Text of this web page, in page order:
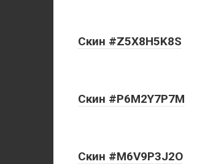
Скин #Z5X8H5K8S
Скин #P6M2Y7P7M
Скин #M6V9P3J2O